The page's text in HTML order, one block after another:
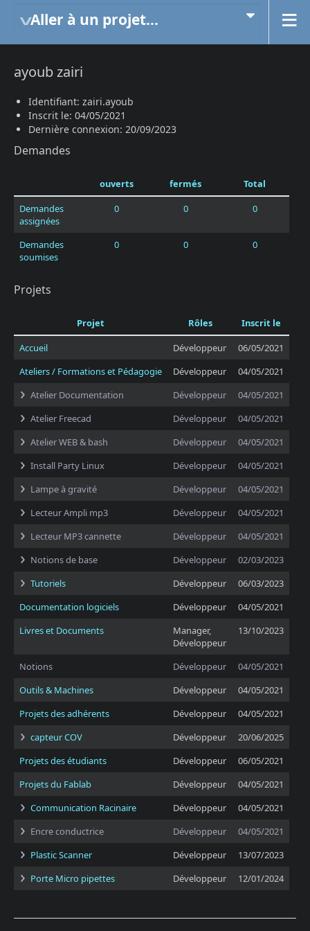
Aller à un projet...
ayoub zairi
Identifiant: zairi.ayoub
Inscrit le: 04/05/2021
Dernière connexion: 20/09/2023
Demandes
ouverts fermés
Total
Demandes
assignées
0 0 0
Demandes
soumises
0 0 0
Projets
Projet Rôles
Inscrit le
Accueil
Développeur
06/05/2021
Ateliers / Formations et Pédagogie
Développeur
04/05/2021
Atelier Documentation
Développeur
04/05/2021
Atelier Freecad
Développeur
04/05/2021
Atelier WEB & bash
Développeur
04/05/2021
Install Party Linux
Développeur
04/05/2021
Lampe à gravité
Développeur
04/05/2021
Lecteur Ampli mp3
Développeur
04/05/2021
Lecteur MP3 cannette
Développeur
04/05/2021
Notions de base
Développeur
02/03/2023
Tutoriels
Développeur
06/03/2023
Documentation logiciels
Développeur
04/05/2021
Livres et Documents
Manager,
Développeur
13/10/2023
Notions Développeur
04/05/2021
Outils & Machines
Développeur
04/05/2021
Projets des adhérents
Développeur
04/05/2021
capteur COV
Développeur
20/06/2025
Projets des étudiants
Développeur
06/05/2021
Projets du Fablab
Développeur
04/05/2021
Communication Racinaire
Développeur
04/05/2021
Encre conductrice
Développeur
04/05/2021
Plastic Scanner
Développeur
13/07/2023
Porte Micro pipettes
Développeur 12/01/2024